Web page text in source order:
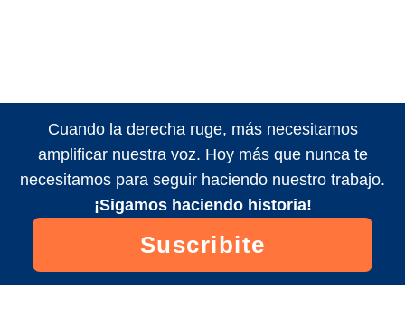
Cuando la derecha ruge, más necesitamos
amplificar nuestra voz. Hoy más que nunca te
necesitamos para seguir haciendo nuestro trabajo.
¡Sigamos haciendo historia!
Suscribite